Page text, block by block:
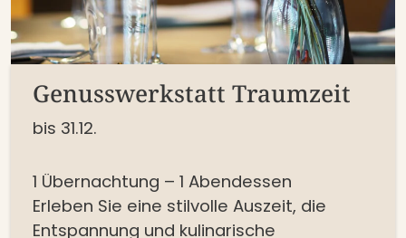
Genusswerkstatt Traumzeit
bis 31.12.
1 Übernachtung – 1 Abendessen
Erleben Sie eine stilvolle Auszeit, die
Entspannung und kulinarische